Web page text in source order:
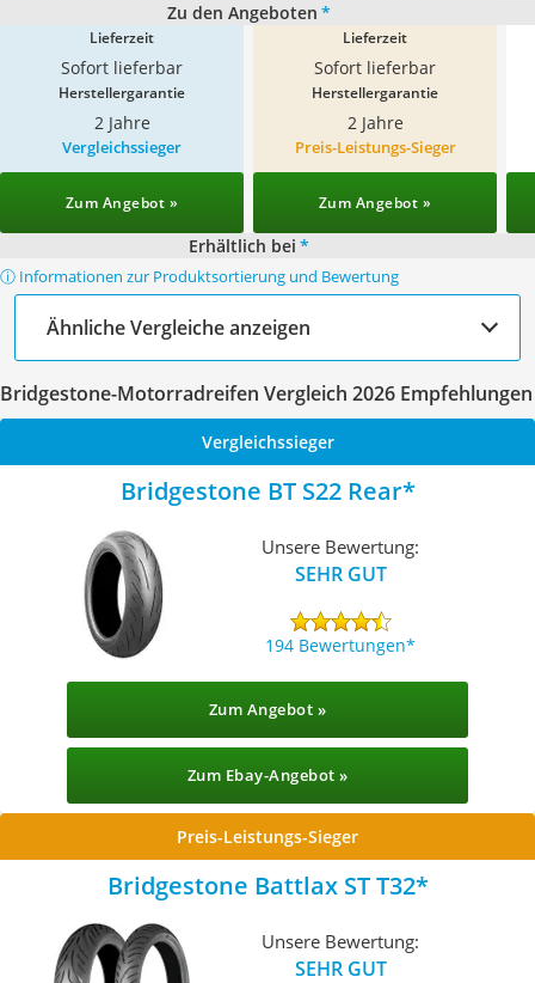
Zu den Angeboten *
Lieferzeit
Sofort lieferbar
Lieferzeit
Sofort lieferbar
Herstellergarantie
2 Jahre
Herstellergarantie
2 Jahre
Vergleichssieger
Zum Angebot »
Preis-Leistungs-Sieger
Zum Angebot »
Erhältlich bei *
ⓘ Informationen zur Produktsortierung und Bewertung
Ähnliche Vergleiche anzeigen
Bridgestone-Motorradreifen Vergleich 2026 Empfehlungen
Vergleichssieger
Bridgestone BT S22 Rear
Unsere Bewertung:
SEHR GUT
194 Bewertungen
Zum Angebot »
Zum Ebay-Angebot »
Preis-Leistungs-Sieger
Bridgestone Battlax ST T32
Unsere Bewertung:
SEHR GUT